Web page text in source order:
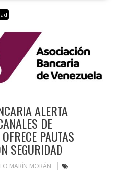
ALERTA
DE
PAUTAS
SEGURIDAD
MARÍN MORÁN